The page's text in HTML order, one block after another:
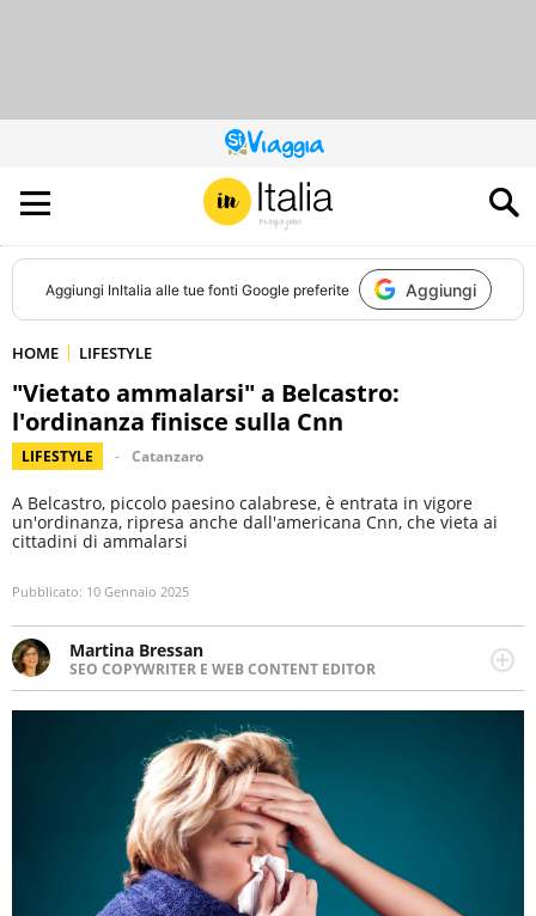
QUESTO
SITO
CONTRIBUISCE
ALL’AUDIENCE
DI
Aggiungi InItalia alle tue fonti Google preferite Aggiungi
HOME LIFESTYLE
"Vietato ammalarsi" a Belcastro:
l'ordinanza finisce sulla Cnn
LIFESTYLE Catanzaro
A Belcastro, piccolo paesino calabrese, è entrata in vigore
un'ordinanza, ripresa anche dall'americana Cnn, che vieta ai
cittadini di ammalarsi
Pubblicato: 10 Gennaio 2025
Martina Bressan
SEO COPYWRITER E WEB CONTENT EDITOR
Appassionata di viaggi, di trail running e di yoga, ama
scoprire nuovi posti e nuove culture. Curiosa,
determinata e intraprendente adora leggere ma
soprattutto scrivere.